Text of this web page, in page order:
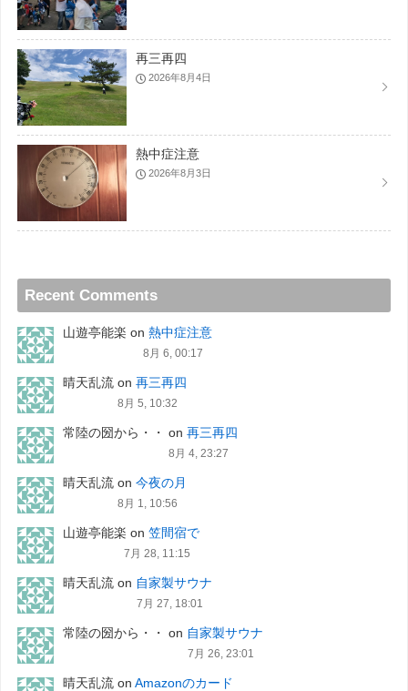
再三再四
2026年8月4日
熱中症注意
2026年8月3日
Recent Comments
山遊亭能楽 on 熱中症注意
8月 6, 00:17
晴天乱流on 再三再四
8月 5, 10:32
常陸の圀から・・ on 再三再四
8月 4, 23:27
晴天乱流on 今夜の月
8月 1, 10:56
山遊亭能楽 on 笠間宿で
7月 28, 11:15
晴天乱流on 自家製サウナ
7月 27, 18:01
常陸の圀から・・ on 自家製サウナ
7月 26, 23:01
晴天乱流on Amazonのカード